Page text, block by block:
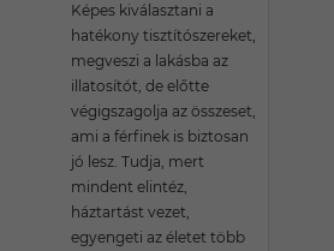
Képes kiválasztani a
hatékony tisztítószereket,
megveszi a lakásba az
illatosítót, de előtte
végigszagolja az összeset,
ami a férfinek is biztosan
jó lesz. Tudja, mert
mindent elintéz,
háztartást vezet,
egyengeti az életet több